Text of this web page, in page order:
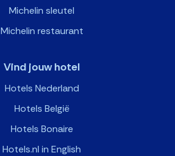
Michelin sleutel
Michelin restaurant
Vind jouw hotel
Hotels Nederland
Hotels België
Hotels Bonaire
Hotels.nl in English